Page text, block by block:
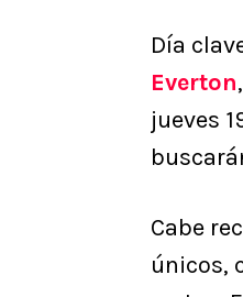
Día
Everton
jueves
Cabe
únicos,